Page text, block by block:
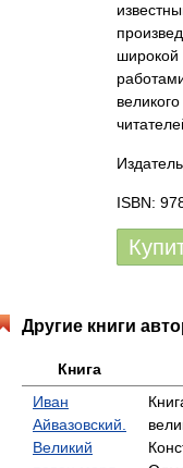
широкой
ISBN:
Другие книги
Книга
Иван
Айвазовский.
Великий